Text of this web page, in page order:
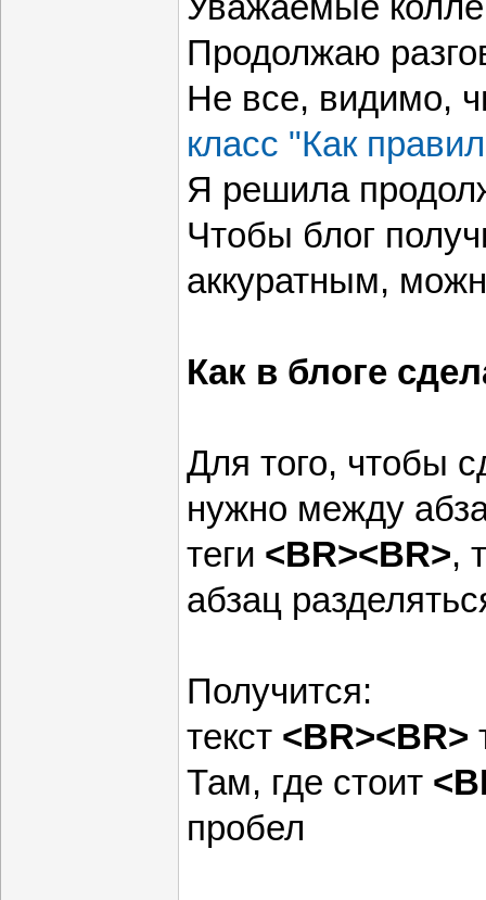
Продолжаю
Не все, видимо,
класс "Как
Я решила
Чтобы блог
аккуратным,
Как в блоге
Для того, чтобы
нужно между
теги <BR><BR>,
абзац
Получится:
текст <BR><BR>
Там, где стоит
пробел